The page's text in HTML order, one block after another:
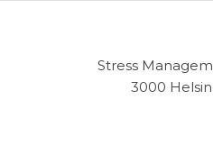
Stress
3000